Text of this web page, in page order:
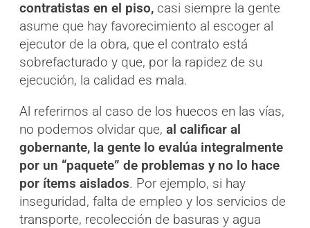
contratistas en el piso, casi siempre la gente
asume que hay favorecimiento al escoger al
ejecutor de la obra, que el contrato está
sobrefacturado y que, por la rapidez de su
ejecución, la calidad es mala.
Al referirnos al caso de los huecos en las vías,
no podemos olvidar que, al calificar al
gobernante, la gente lo evalúa integralmente
por un “paquete” de problemas y no lo hace
por ítems aislados. Por ejemplo, si hay
inseguridad, falta de empleo y los servicios de
transporte, recolección de basuras y agua